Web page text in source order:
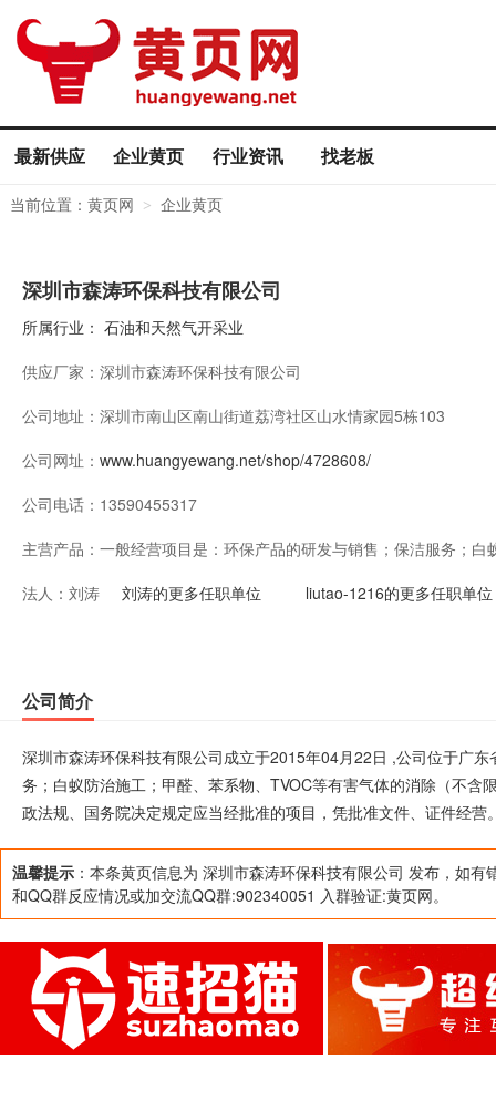
最新供应 企业黄页 行业资讯 找老板
当前位置： 黄页网 > 企业黄页
深圳市森涛环保科技有限公司
所属行业： 石油和天然气开采业
供应厂家： 深圳市森涛环保科技有限公司
公司地址： 深圳市南山区南山街道荔湾社区山水情家园5栋103
公司网址： www.huangyewang.net/shop/4728608/
公司电话： 13590455317
主营产品： 一般经营项目是：环保产品的研发与销售；保洁服务；白
等有害气体的消除（不含限制项目）；国内贸易；经营
法人： 刘涛 刘涛的更多任职单位 liutao-1216的更多任职单位
公司简介
深圳市森涛环保科技有限公司成立于2015年04月22日 ,公司位于广
务；白蚁防治施工；甲醛、苯系物、TVOC等有害气体的消除（不
政法规、国务院决定规定应当经批准的项目，凭批准文件、证件经营
温馨提示 ：本条黄页信息为 深圳市森涛环保科技有限公司 发布，如有
和QQ群反应情况或加交流QQ群:902340051 入群验证:黄页网。